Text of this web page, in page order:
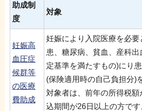
助成制
度
対象
妊娠高
血圧症
候群等
の医療
費助成
妊娠により入院医療を必
患、糖尿病、貧血、産科
定基準を満たすもの)にり
(保険適用時の自己負担分)
対象者は、前年の所得税
込期間が26日以上の方です